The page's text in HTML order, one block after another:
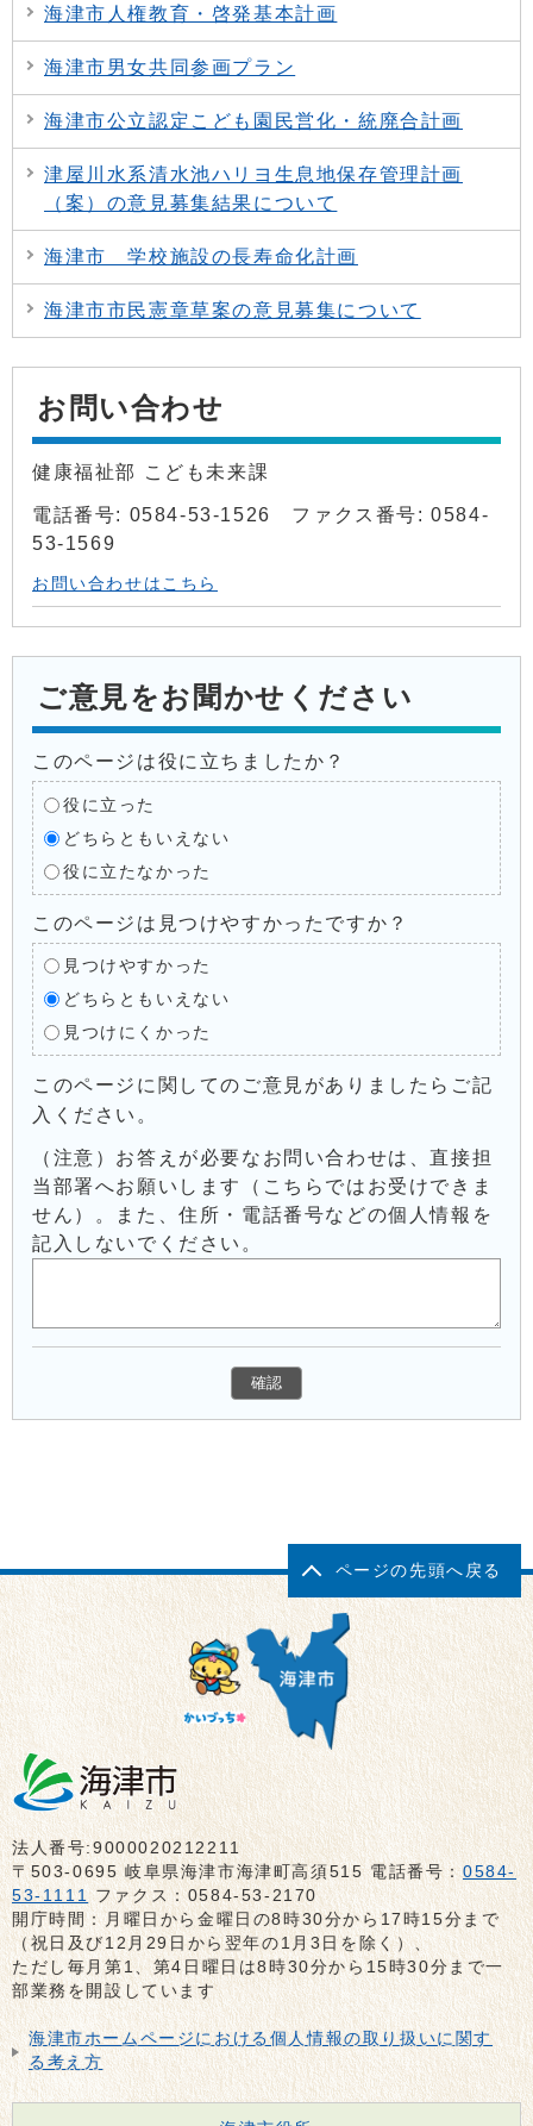
海津市人権教育・啓発基本計画
海津市男女共同参画プラン
海津市公立認定こども園民営化・統廃合計画
津屋川水系清水池ハリヨ生息地保存管理計画
（案）の意見募集結果について
海津市 学校施設の長寿命化計画
海津市市民憲章草案の意見募集について
お問い合わせ
健康福祉部 こども未来課
電話番号: 0584-53-1526 ファクス番号: 0584-
53-1569
お問い合わせはこちら
ご意見をお聞かせください
このページは役に立ちましたか？
役に立った
どちらともいえない
役に立たなかった
このページは見つけやすかったですか？
見つけやすかった
どちらともいえない
見つけにくかった
このページに関してのご意見がありましたらご記
入ください。
（注意）お答えが必要なお問い合わせは、直接担
当部署へお願いします（こちらではお受けできま
せん）。また、住所・電話番号などの個人情報を
記入しないでください。
ページの先頭へ戻る
法人番号:9000020212211
〒503-0695 岐阜県海津市海津町高須515 電話番号：0584-
53-1111 ファクス：0584-53-2170
開庁時間：月曜日から金曜日の8時30分から17時15分まで
（祝日及び12月29日から翌年の1月3日を除く）、
ただし毎月第1、第4日曜日は8時30分から15時30分まで一
部業務を開設しています
海津市ホームページにおける個人情報の取り扱いに関す
る考え方